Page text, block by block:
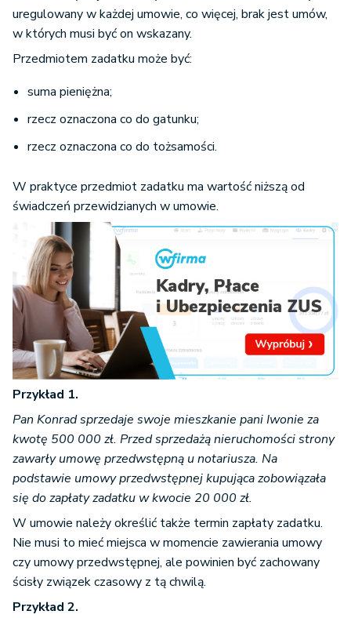
uregulowany w każdej umowie, co więcej, brak jest umów,
w których musi być on wskazany.
Przedmiotem zadatku może być:
suma pieniężna;
rzecz oznaczona co do gatunku;
rzecz oznaczona co do tożsamości.
W praktyce przedmiot zadatku ma wartość niższą od
świadczeń przewidzianych w umowie.
Przykład 1.
Pan Konrad sprzedaje swoje mieszkanie pani Iwonie za
kwotę 500 000 zł. Przed sprzedażą nieruchomości strony
zawarły umowę przedwstępną u notariusza. Na
podstawie umowy przedwstępnej kupująca zobowiązała
się do zapłaty zadatku w kwocie 20 000 zł.
W umowie należy określić także termin zapłaty zadatku.
Nie musi to mieć miejsca w momencie zawierania umowy
czy umowy przedwstępnej, ale powinien być zachowany
ścisły związek czasowy z tą chwilą.
Przykład 2.